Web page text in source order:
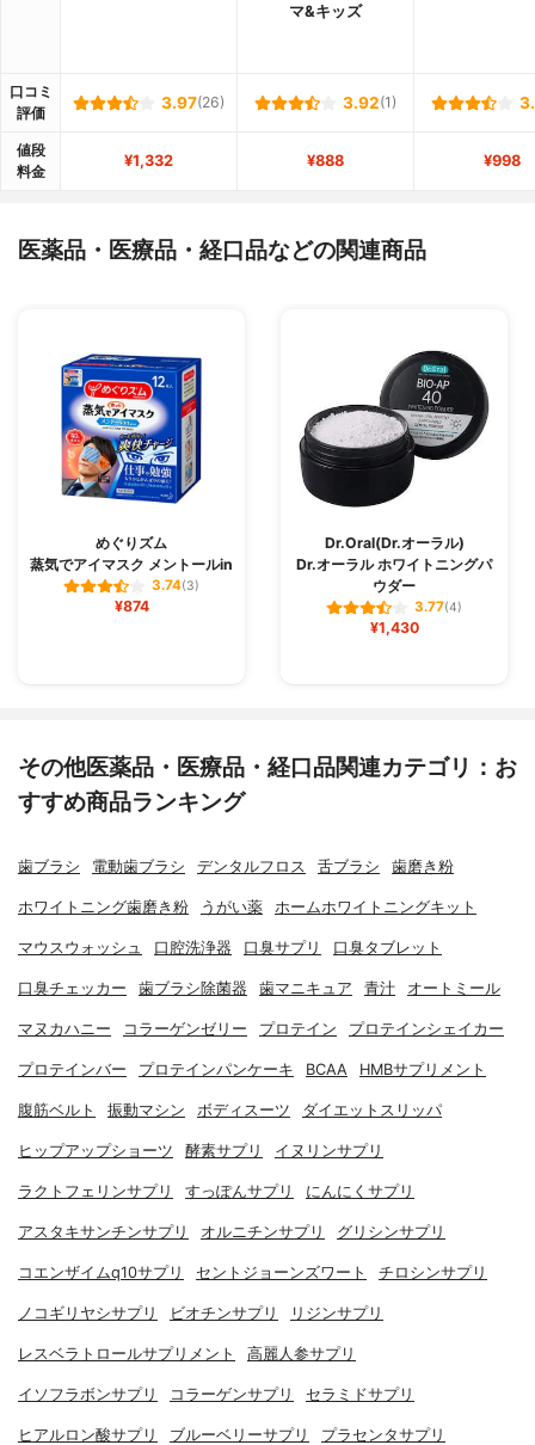
マ&キッズ
口コミ
評価
3.97(26) 3.92(1)
値段
料金
¥1,332 ¥888 ¥998
医薬品・医療品・経口品などの関連商品
めぐりズム
蒸気でアイマスク メントールin
3.74(3)
¥874
Dr.Oral(Dr.オーラル)
Dr.オーラル ホワイトニングパ
ウダー
3.77(4)
¥1,430
その他医薬品・医療品・経口品関連カテゴリ：お
すすめ商品ランキング
歯ブラシ 電動歯ブラシ デンタルフロス 舌ブラシ 歯磨き粉
ホワイトニング歯磨き粉 うがい薬 ホームホワイトニングキット
マウスウォッシュ 口腔洗浄器 口臭サプリ 口臭タブレット
口臭チェッカー 歯ブラシ除菌器 歯マニキュア 青汁 オートミール
マヌカハニー コラーゲンゼリー プロテイン プロテインシェイカー
プロテインバー プロテインパンケーキ BCAA HMBサプリメント
腹筋ベルト 振動マシン ボディスーツ ダイエットスリッパ
ヒップアップショーツ 酵素サプリ イヌリンサプリ
ラクトフェリンサプリ すっぽんサプリ にんにくサプリ
アスタキサンチンサプリ オルニチンサプリ グリシンサプリ
コエンザイムq10サプリ セントジョーンズワート チロシンサプリ
ノコギリヤシサプリ ビオチンサプリ リジンサプリ
レスベラトロールサプリメント 高麗人参サプリ
イソフラボンサプリ コラーゲンサプリ セラミドサプリ
ヒアルロン酸サプリ ブルーベリーサプリ プラセンタサプリ